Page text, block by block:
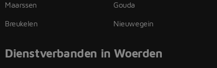
Maarssen
Breukelen
Gouda
Nieuwegein
Dienstverbanden in Woerden